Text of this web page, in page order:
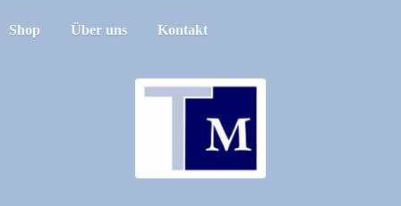
Shop Über uns Kontakt